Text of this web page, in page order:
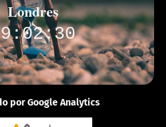
Londres
por Google Analytics